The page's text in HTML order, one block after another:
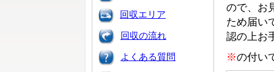
回収エリア
回収の流れ
よくある質問
ので、お
ため届い
認の上お
※の付い